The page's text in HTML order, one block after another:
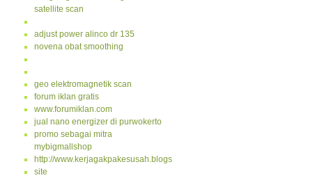
satellite scan
adjust power alinco dr 135
novena obat smoothing
geo elektromagnetik scan
forum iklan gratis
www.forumiklan.com
jual nano energizer di purwokerto
promo sebagai mitra
mybigmallshop
http://www.kerjagakpakesusah.blogspot.com/
site